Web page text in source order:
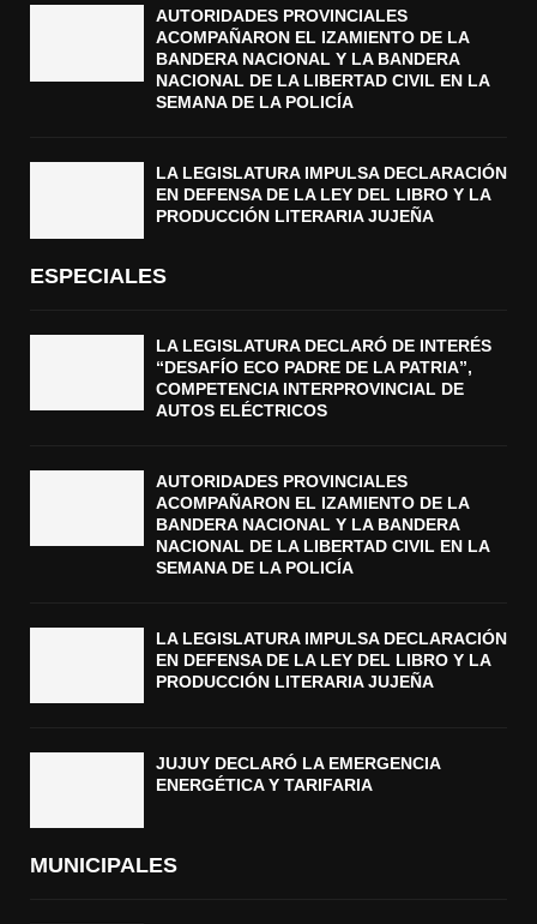
AUTORIDADES PROVINCIALES
ACOMPAÑARON EL IZAMIENTO DE LA
BANDERA NACIONAL Y LA BANDERA
NACIONAL DE LA LIBERTAD CIVIL EN LA
SEMANA DE LA POLICÍA
LA LEGISLATURA IMPULSA DECLARACIÓN
EN DEFENSA DE LA LEY DEL LIBRO Y LA
PRODUCCIÓN LITERARIA JUJEÑA
ESPECIALES
LA LEGISLATURA DECLARÓ DE INTERÉS
“DESAFÍO ECO PADRE DE LA PATRIA”,
COMPETENCIA INTERPROVINCIAL DE
AUTOS ELÉCTRICOS
AUTORIDADES PROVINCIALES
ACOMPAÑARON EL IZAMIENTO DE LA
BANDERA NACIONAL Y LA BANDERA
NACIONAL DE LA LIBERTAD CIVIL EN LA
SEMANA DE LA POLICÍA
LA LEGISLATURA IMPULSA DECLARACIÓN
EN DEFENSA DE LA LEY DEL LIBRO Y LA
PRODUCCIÓN LITERARIA JUJEÑA
JUJUY DECLARÓ LA EMERGENCIA
ENERGÉTICA Y TARIFARIA
MUNICIPALES